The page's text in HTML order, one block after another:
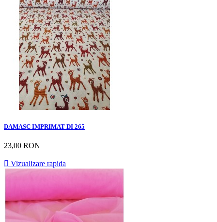
DAMASC IMPRIMAT DI 265
23,00 RON
 Vizualizare rapida